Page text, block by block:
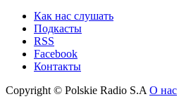
Как нас слушать
Подкасты
RSS
Facebook
Контакты
Copyright © Polskie Radio S.A О нас